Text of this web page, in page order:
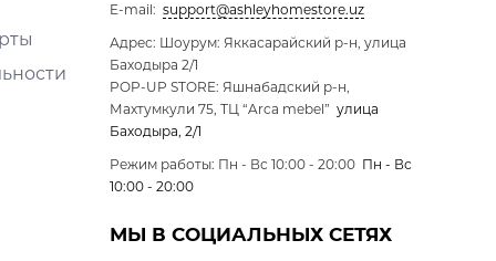
E-mail: support@ashleyhomestore.uz
Адрес: Шоурум: Яккасарайский р-н, улица
Баходыра 2/1
POP-UP STORE: Яшнабадский р-н,
Махтумкули 75, ТЦ “Arca mebel” улица
Баходыра, 2/1
Режим работы: Пн - Вс 10:00 - 20:00 Пн - Вс
10:00 - 20:00
МЫ В СОЦИАЛЬНЫХ СЕТЯХ